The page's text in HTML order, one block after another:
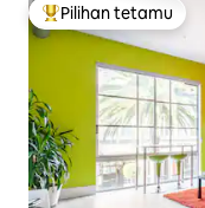
Pilihan utama tetamu
Pilihan tetamu